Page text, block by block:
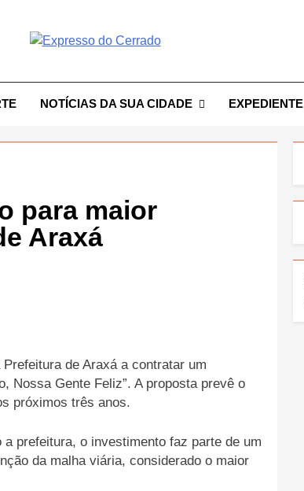
NOTÍCIAS DA SUA CIDADE EXPEDIENTE
para maior
Araxá
de Araxá a contratar um
Nossa Gente Feliz”. A proposta prevê o
próximos três anos.
prefeitura, o investimento faz parte de um
da malha viária, considerado o maior